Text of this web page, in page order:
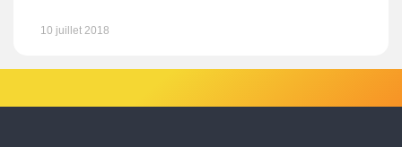
10 juillet 2018